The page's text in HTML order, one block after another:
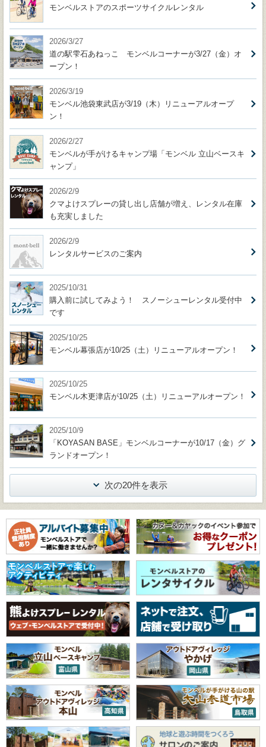
モンベルストアのスポーツサイクルレンタル
2026/3/27
道の駅雫石あねっこ モンベルコーナーが3/27（金）オ
ープン！
2026/3/19
モンベル池袋東武店が3/19（木）リニューアルオープ
ン！
2026/2/27
モンベルが手がけるキャンプ場「モンベル 立山ベースキ
ャンプ」
2026/2/9
クマよけスプレーの貸し出し店舗が増え、レンタル在庫
も充実しました
2026/2/9
レンタルサービスのご案内
2025/10/31
購入前に試してみよう！ スノーシューレンタル受付中
です
2025/10/25
モンベル幕張店が10/25（土）リニューアルオープン！
2025/10/25
モンベル木更津店が10/25（土）リニューアルオープン！
2025/10/9
「KOYASAN BASE」モンベルコーナーが10/17（金）グ
ランドオープン！
次の20件を表示